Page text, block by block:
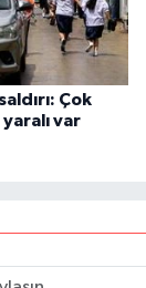
Çok
var